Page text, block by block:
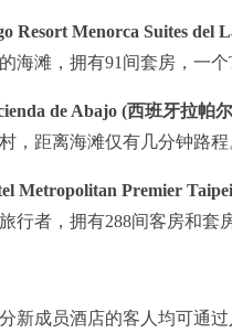
Resort Menorca Suites del
海滩，拥有91间套房，一个
de Abajo (西班牙拉帕
，距离海滩仅有几分钟路程
Metropolitan Premier
行者，拥有288间客房和套
新成员酒店的客人均可通